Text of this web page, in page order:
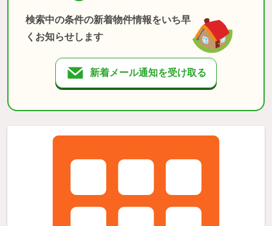
検索中の条件の新着物件情報をいち早
くお知らせします
新着メール通知を受け取る